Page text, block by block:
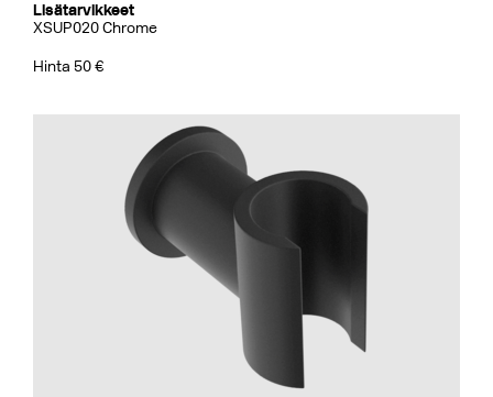
Lisätarvikkeet
XSUP020 Chrome
Hinta 50 €